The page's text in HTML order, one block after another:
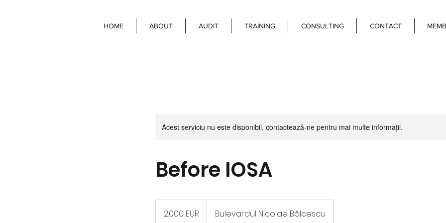
HOME ABOUT AUDIT TRAINING CONSULTING CONTACT
Acest serviciu nu este disponibil, contactează-ne pentru mai multe informații.
Before IOSA
euro2.000 EUR Bulevardul Nicolae Bălcescu